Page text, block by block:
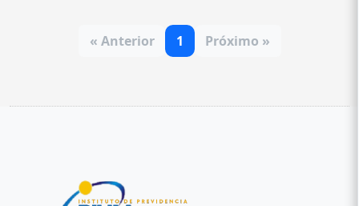
« Anterior 1 Próximo »